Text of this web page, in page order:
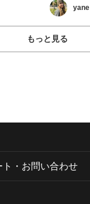
yane
もっと見る
ト・お問い合わせ